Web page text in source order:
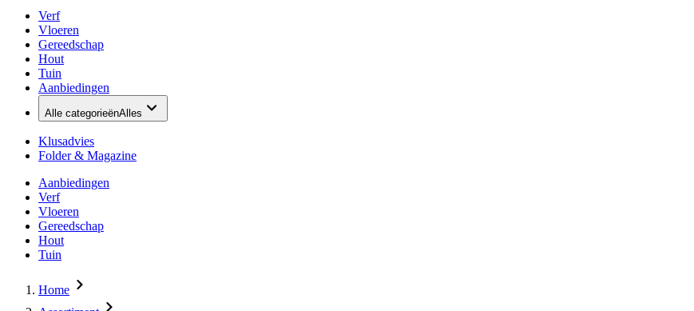
Verf
Vloeren
Gereedschap
Hout
Tuin
Aanbiedingen
Alle categorieënAlles
Klusadvies
Folder & Magazine
Aanbiedingen
Verf
Vloeren
Gereedschap
Hout
Tuin
Home